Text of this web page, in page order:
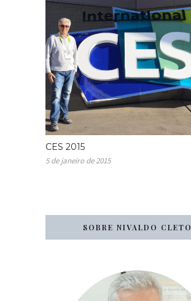
CES 2015
5 de janeiro de 2015
SOBRE NIVALDO CLETO